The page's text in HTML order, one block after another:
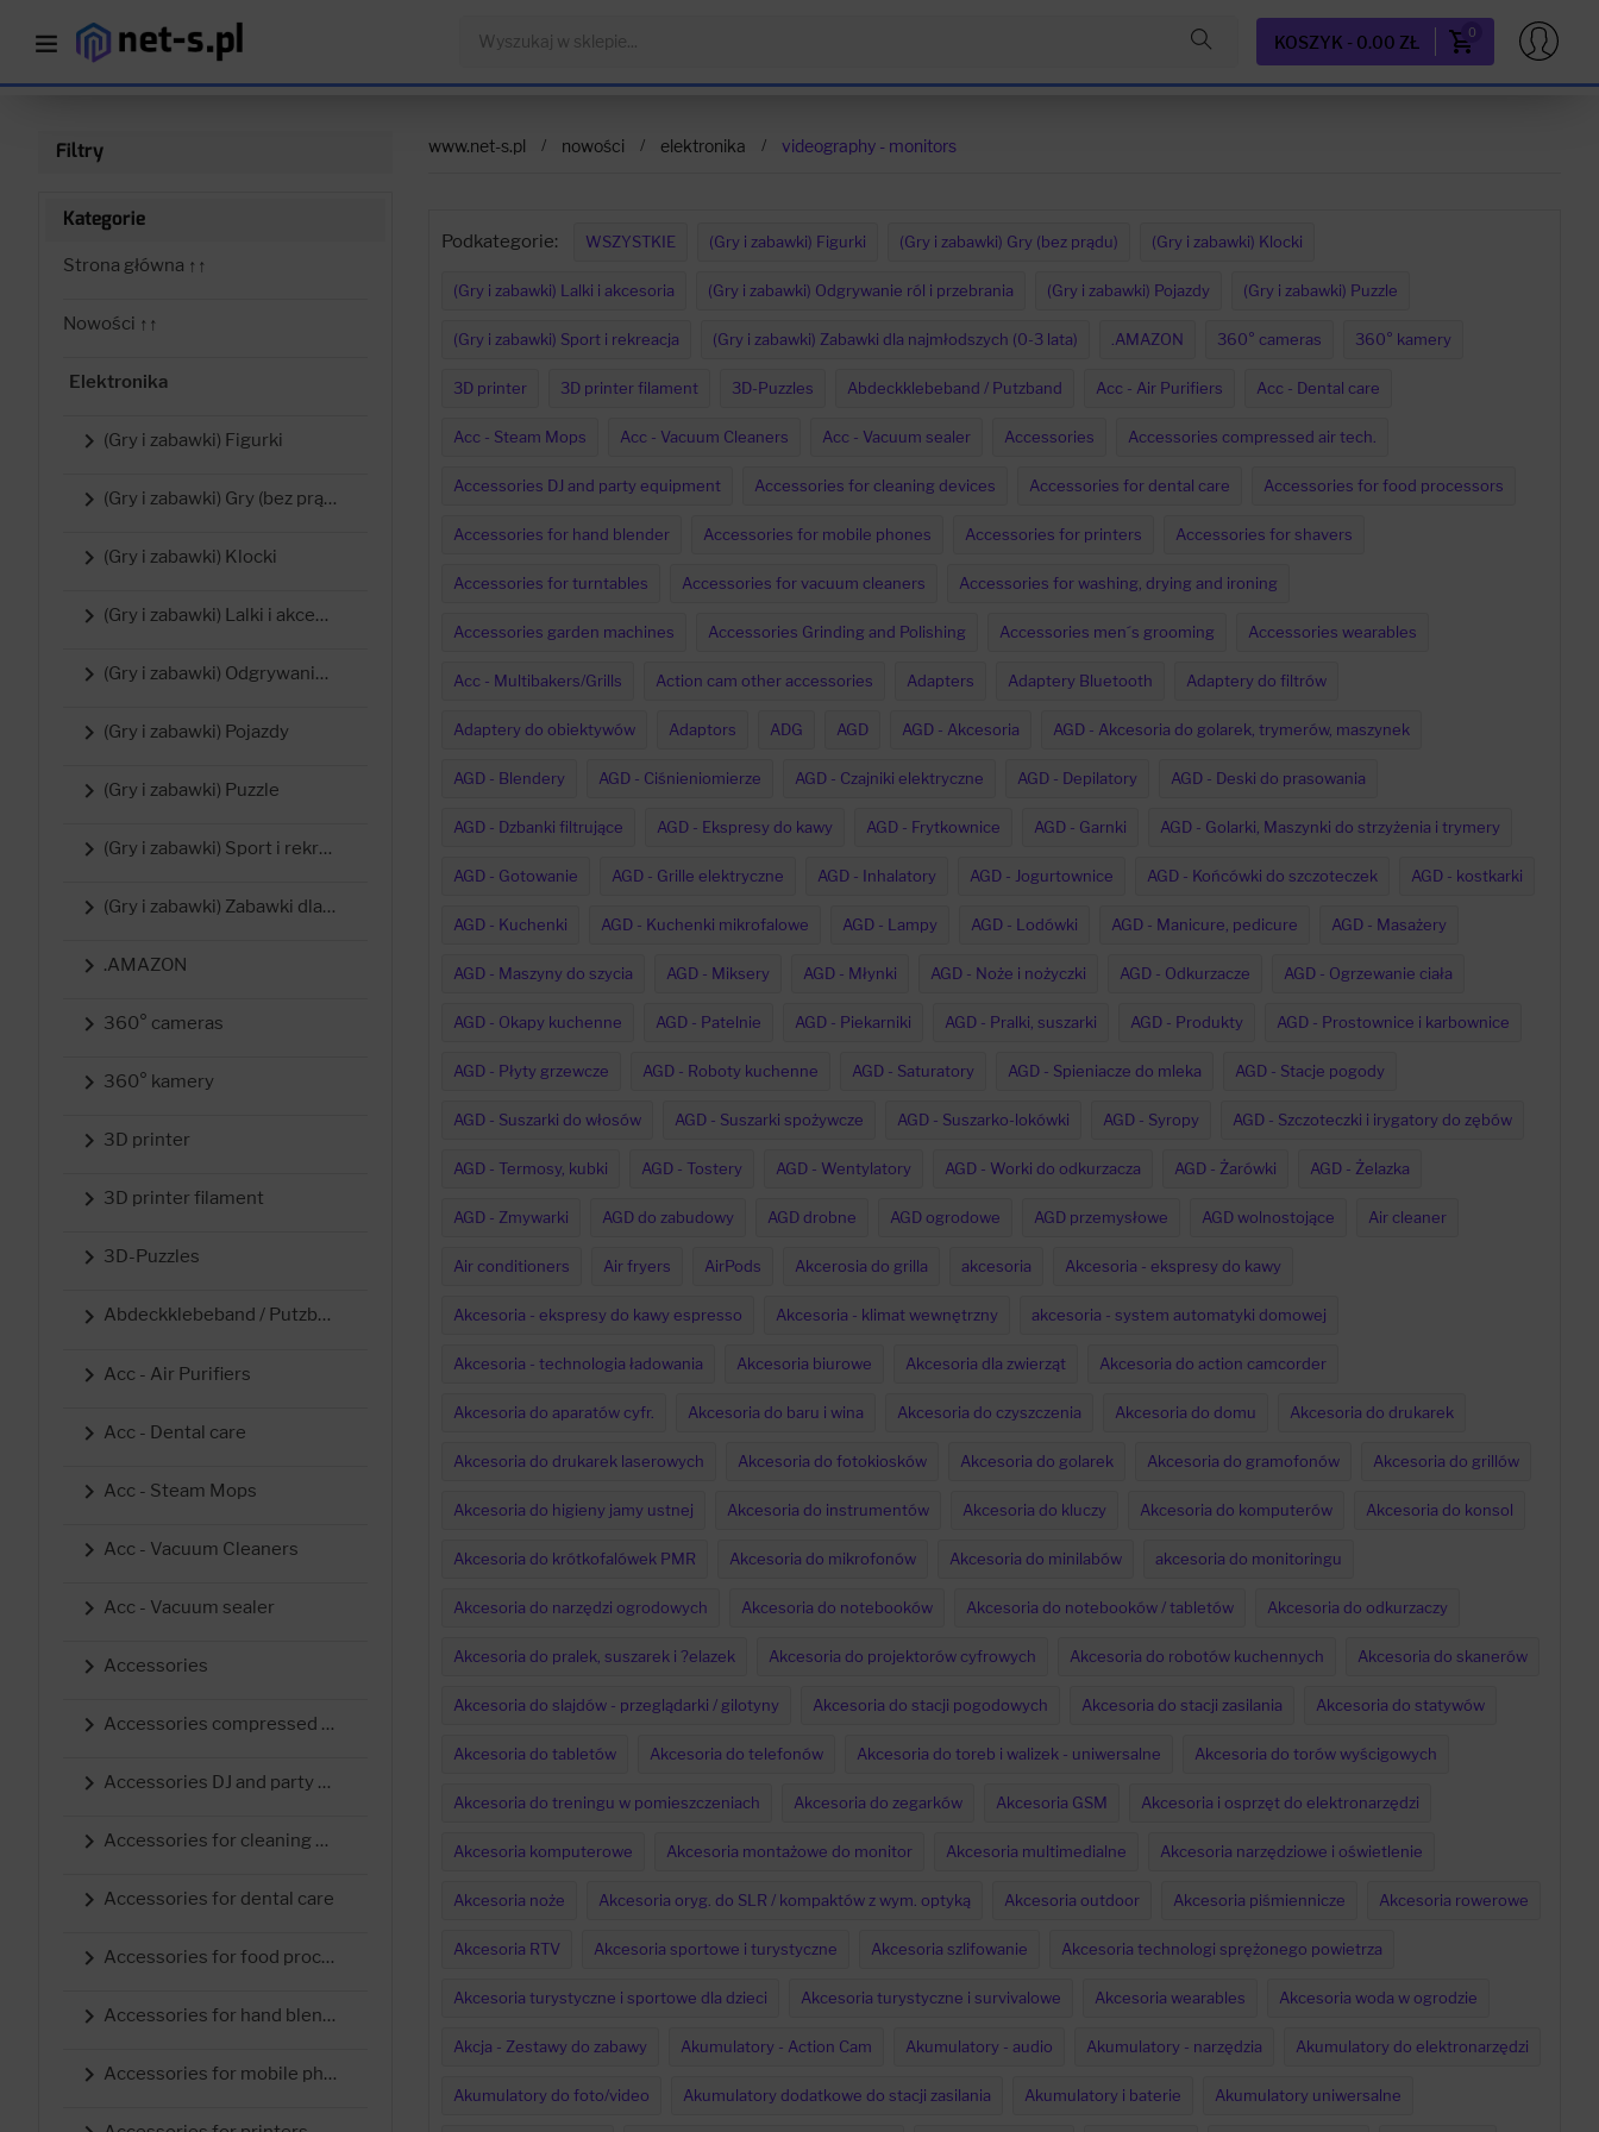
KOSZYK - 0.00 ZŁ 0
Filtry
Kategorie
Strona główna ↑↑
Nowości ↑↑
Elektronika
 (Gry i zabawki) Figurki
 (Gry i zabawki) Gry (bez prądu)
 (Gry i zabawki) Klocki
 (Gry i zabawki) Lalki i akcesoria
 (Gry i zabawki) Odgrywanie ról i przebrania
 (Gry i zabawki) Pojazdy
 (Gry i zabawki) Puzzle
 (Gry i zabawki) Sport i rekreacja
 (Gry i zabawki) Zabawki dla najmłodszych (0-3 lata)
 .AMAZON
 360° cameras
 360° kamery
 3D printer
 3D printer filament
 3D-Puzzles
 Abdeckklebeband / Putzband
 Acc - Air Purifiers
 Acc - Dental care
 Acc - Steam Mops
 Acc - Vacuum Cleaners
 Acc - Vacuum sealer
 Accessories
 Accessories compressed air tech.
 Accessories DJ and party equipment
 Accessories for cleaning devices
 Accessories for dental care
 Accessories for food processors
 Accessories for hand blender
 Accessories for mobile phones
www.net-s.pl nowości elektronika videography - monitors
Podkategorie: WSZYSTKIE (Gry i zabawki) Figurki (Gry i zabawki) Gry (bez prądu) (Gry i zabawki) Klocki
(Gry i zabawki) Lalki i akcesoria (Gry i zabawki) Odgrywanie ról i przebrania (Gry i zabawki) Pojazdy (Gry i zabawki) Puzzle
(Gry i zabawki) Sport i rekreacja (Gry i zabawki) Zabawki dla najmłodszych (0-3 lata) .AMAZON 360° cameras 360° kamery
3D printer 3D printer filament 3D-Puzzles Abdeckklebeband / Putzband Acc - Air Purifiers Acc - Dental care
Acc - Steam Mops Acc - Vacuum Cleaners Acc - Vacuum sealer Accessories Accessories compressed air tech.
Accessories DJ and party equipment Accessories for cleaning devices Accessories for dental care Accessories for food processors
Accessories for hand blender Accessories for mobile phones Accessories for printers Accessories for shavers
Accessories for turntables Accessories for vacuum cleaners Accessories for washing, drying and ironing
Accessories garden machines Accessories Grinding and Polishing Accessories men´s grooming Accessories wearables
Acc - Multibakers/Grills Action cam other accessories Adapters Adaptery Bluetooth Adaptery do filtrów
Adaptery do obiektywów Adaptors ADG AGD AGD - Akcesoria AGD - Akcesoria do golarek, trymerów, maszynek
AGD - Blendery AGD - Ciśnieniomierze AGD - Czajniki elektryczne AGD - Depilatory AGD - Deski do prasowania
AGD - Dzbanki filtrujące AGD - Ekspresy do kawy AGD - Frytkownice AGD - Garnki AGD - Golarki, Maszynki do strzyżenia i trymery
AGD - Gotowanie AGD - Grille elektryczne AGD - Inhalatory AGD - Jogurtownice AGD - Końcówki do szczoteczek AGD - kostkarki
AGD - Kuchenki AGD - Kuchenki mikrofalowe AGD - Lampy AGD - Lodówki AGD - Manicure, pedicure AGD - Masażery
AGD - Maszyny do szycia AGD - Miksery AGD - Młynki AGD - Noże i nożyczki AGD - Odkurzacze AGD - Ogrzewanie ciała
AGD - Okapy kuchenne AGD - Patelnie AGD - Piekarniki AGD - Pralki, suszarki AGD - Produkty AGD - Prostownice i karbownice
AGD - Płyty grzewcze AGD - Roboty kuchenne AGD - Saturatory AGD - Spieniacze do mleka AGD - Stacje pogody
AGD - Suszarki do włosów AGD - Suszarki spożywcze AGD - Suszarko-lokówki AGD - Syropy AGD - Szczoteczki i irygatory do zębów
AGD - Termosy, kubki AGD - Tostery AGD - Wentylatory AGD - Worki do odkurzacza AGD - Żarówki AGD - Żelazka
AGD - Zmywarki AGD do zabudowy AGD drobne AGD ogrodowe AGD przemysłowe AGD wolnostojące Air cleaner
Air conditioners Air fryers AirPods Akcerosia do grilla akcesoria Akcesoria - ekspresy do kawy
Akcesoria - ekspresy do kawy espresso Akcesoria - klimat wewnętrzny akcesoria - system automatyki domowej
Akcesoria - technologia ładowania Akcesoria biurowe Akcesoria dla zwierząt Akcesoria do action camcorder
Akcesoria do aparatów cyfr. Akcesoria do baru i wina Akcesoria do czyszczenia Akcesoria do domu Akcesoria do drukarek
Akcesoria do drukarek laserowych Akcesoria do fotokiosków Akcesoria do golarek Akcesoria do gramofonów Akcesoria do grillów
Akcesoria do higieny jamy ustnej Akcesoria do instrumentów Akcesoria do kluczy Akcesoria do komputerów Akcesoria do konsol
Akcesoria do krótkofalówek PMR Akcesoria do mikrofonów Akcesoria do minilabów akcesoria do monitoringu
Akcesoria do narzędzi ogrodowych Akcesoria do notebooków Akcesoria do notebooków / tabletów Akcesoria do odkurzaczy
Akcesoria do pralek, suszarek i ?elazek Akcesoria do projektorów cyfrowych Akcesoria do robotów kuchennych Akcesoria do skanerów
Akcesoria do slajdów - przeglądarki / gilotyny Akcesoria do stacji pogodowych Akcesoria do stacji zasilania Akcesoria do statywów
Akcesoria do tabletów Akcesoria do telefonów Akcesoria do toreb i walizek - uniwersalne Akcesoria do torów wyścigowych
Akcesoria do treningu w pomieszczeniach Akcesoria do zegarków Akcesoria GSM Akcesoria i osprzęt do elektronarzędzi
Akcesoria komputerowe Akcesoria montażowe do monitor Akcesoria multimedialne Akcesoria narzędziowe i oświetlenie
Akcesoria noże Akcesoria oryg. do SLR / kompaktów z wym. optyką Akcesoria outdoor Akcesoria piśmiennicze Akcesoria rowerowe
Akcesoria RTV Akcesoria sportowe i turystyczne Akcesoria szlifowanie Akcesoria technologi sprężonego powietrza
Akcesoria turystyczne i sportowe dla dzieci Akcesoria turystyczne i survivalowe Akcesoria wearables Akcesoria woda w ogrodzie
Akcja - Zestawy do zabawy Akumulatory - Action Cam Akumulatory - audio Akumulatory - narzędzia Akumulatory do elektronarzędzi
Akumulatory do foto/video Akumulatory dodatkowe do stacji zasilania Akumulatory i baterie Akumulatory uniwersalne